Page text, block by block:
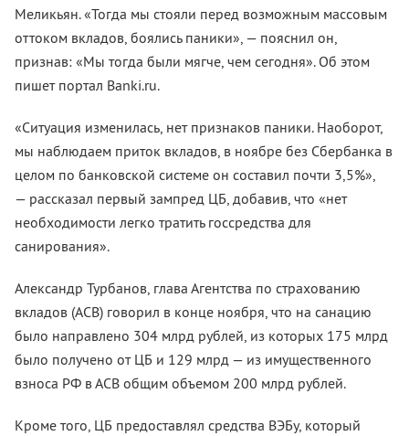
Меликьян. «Тогда мы стояли перед возможным массовым
оттоком вкладов, боялись паники», — пояснил он,
признав: «Мы тогда были мягче, чем сегодня». Об этом
пишет портал Banki.ru.
«Ситуация изменилась, нет признаков паники. Наоборот,
мы наблюдаем приток вкладов, в ноябре без Сбербанка в
целом по банковской системе он составил почти 3,5%»,
— рассказал первый зампред ЦБ, добавив, что «нет
необходимости легко тратить госсредства для
санирования».
Александр Турбанов, глава Агентства по страхованию
вкладов (АСВ) говорил в конце ноября, что на санацию
было направлено 304 млрд рублей, из которых 175 млрд
было получено от ЦБ и 129 млрд — из имущественного
взноса РФ в АСВ общим объемом 200 млрд рублей.
Кроме того, ЦБ предоставлял средства ВЭБу, который